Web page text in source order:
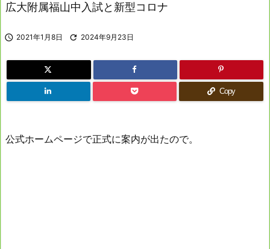
広大附属福山中入試と新型コロナ
 2021年1月8日  2024年9月23日
Copy
公式ホームページで正式に案内が出たので。